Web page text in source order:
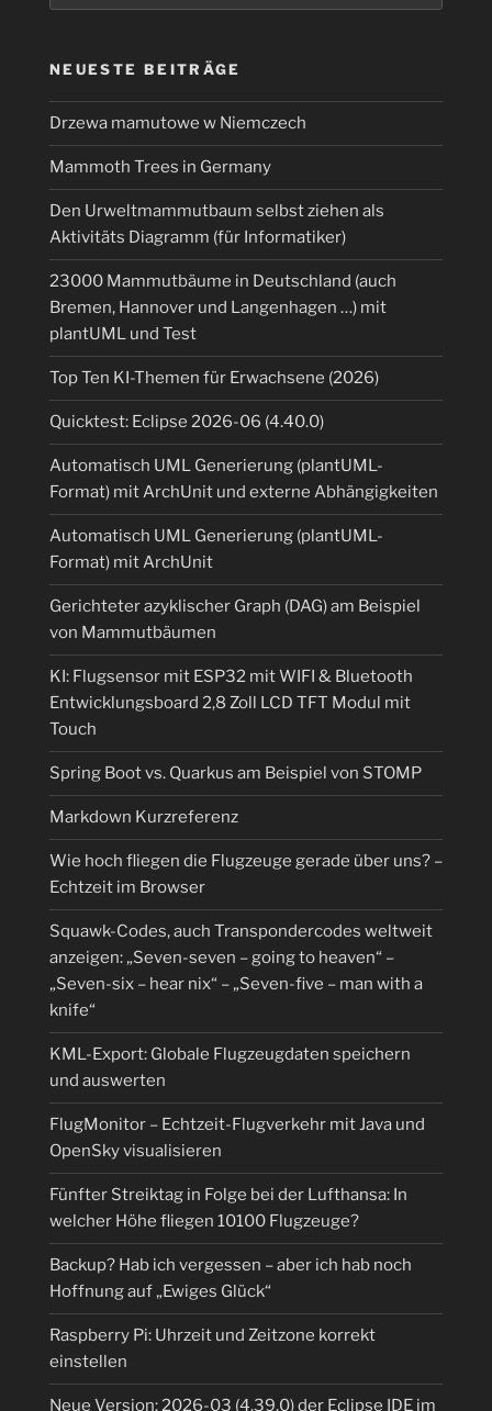
NEUESTE BEITRÄGE
Drzewa mamutowe w Niemczech
Mammoth Trees in Germany
Den Urweltmammutbaum selbst ziehen als
Aktivitäts Diagramm (für Informatiker)
23000 Mammutbäume in Deutschland (auch
Bremen, Hannover und Langenhagen …) mit
plantUML und Test
Top Ten KI-Themen für Erwachsene (2026)
Quicktest: Eclipse 2026-06 (4.40.0)
Automatisch UML Generierung (plantUML-
Format) mit ArchUnit und externe Abhängigkeiten
Automatisch UML Generierung (plantUML-
Format) mit ArchUnit
Gerichteter azyklischer Graph (DAG) am Beispiel
von Mammutbäumen
KI: Flugsensor mit ESP32 mit WIFI & Bluetooth
Entwicklungsboard 2,8 Zoll LCD TFT Modul mit
Touch
Spring Boot vs. Quarkus am Beispiel von STOMP
Markdown Kurzreferenz
Wie hoch fliegen die Flugzeuge gerade über uns? –
Echtzeit im Browser
Squawk-Codes, auch Transpondercodes weltweit
anzeigen: „Seven-seven – going to heaven“ –
„Seven-six – hear nix“ – „Seven-five – man with a
knife“
KML-Export: Globale Flugzeugdaten speichern
und auswerten
FlugMonitor – Echtzeit-Flugverkehr mit Java und
OpenSky visualisieren
Fünfter Streiktag in Folge bei der Lufthansa: In
welcher Höhe fliegen 10100 Flugzeuge?
Backup? Hab ich vergessen – aber ich hab noch
Hoffnung auf „Ewiges Glück“
Raspberry Pi: Uhrzeit und Zeitzone korrekt
einstellen
Neue Version: 2026-03 (4.39.0) der Eclipse IDE im